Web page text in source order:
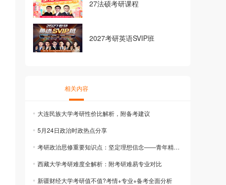
27法硕考研课程
2027考研英语SVIP班
相关内容
大连民族大学考研性价比解析，附备考建议
5月24日政治时政热点分享
考研政治思修重要知识点：坚定理想信念——青年精神之钙
西藏大学考研难度全解析：附考研难易专业对比
新疆财经大学考研值不值?考情+专业+备考全面分析